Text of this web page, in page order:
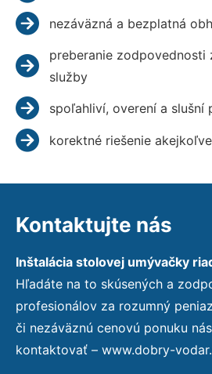
nezáväzná a bezplatná
preberanie zodpovednosti
služby
spoľahliví, overení a slušní
korektné riešenie
Kontaktujte nás
Inštalácia stolovej umývačky
Hľadáte na to skúsených a
profesionálov za rozumný
či nezáväznú cenovú ponuku
kontaktovať – www.dobry-